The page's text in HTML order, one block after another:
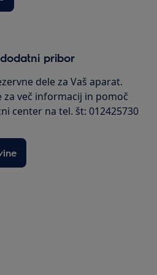
pribor
dele za Vaš aparat.
za več informacij in pomoč
center na tel. št: 012425730